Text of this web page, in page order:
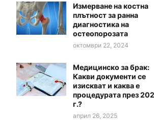
Измерване на костна
плътност за ранна
диагностика на
остеопорозата
октомври 22, 2024
Медицинско за брак:
Какви документи се
изискват и каква е
процедурата през
г.?
април 26, 2025